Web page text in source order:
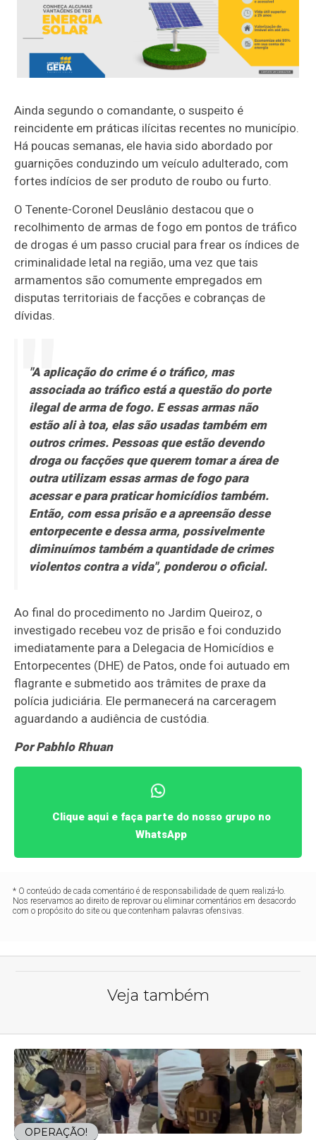
Ainda segundo o comandante, o suspeito é
reincidente em práticas ilícitas recentes no município.
Há poucas semanas, ele havia sido abordado por
guarnições conduzindo um veículo adulterado, com
fortes indícios de ser produto de roubo ou furto.
O Tenente-Coronel Deuslânio destacou que o
recolhimento de armas de fogo em pontos de tráfico
de drogas é um passo crucial para frear os índices de
criminalidade letal na região, uma vez que tais
armamentos são comumente empregados em
disputas territoriais de facções e cobranças de
dívidas.
"A aplicação do crime é o tráfico, mas
associada ao tráfico está a questão do porte
ilegal de arma de fogo. E essas armas não
estão ali à toa, elas são usadas também em
outros crimes. Pessoas que estão devendo
droga ou facções que querem tomar a área de
outra utilizam essas armas de fogo para
acessar e para praticar homicídios também.
Então, com essa prisão e a apreensão desse
entorpecente e dessa arma, possivelmente
diminuímos também a quantidade de crimes
violentos contra a vida", ponderou o oficial.
Ao final do procedimento no Jardim Queiroz, o
investigado recebeu voz de prisão e foi conduzido
imediatamente para a Delegacia de Homicídios e
Entorpecentes (DHE) de Patos, onde foi autuado em
flagrante e submetido aos trâmites de praxe da
polícia judiciária. Ele permanecerá na carceragem
aguardando a audiência de custódia.
Por Pabhlo Rhuan
Clique aqui e faça parte do nosso grupo no
WhatsApp
* O conteúdo de cada comentário é de responsabilidade de quem realizá-lo.
Nos reservamos ao direito de reprovar ou eliminar comentários em desacordo
com o propósito do site ou que contenham palavras ofensivas.
Veja também
OPERAÇÃO!